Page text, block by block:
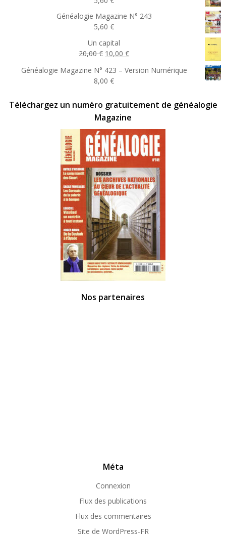
Généalogie Magazine N° 243
5,60 €
Un capital
20,00€ Le
initial
était :
10,00 €Le
actuel
Généalogie Magazine N° 423 – Version Numérique
8,00 €
Téléchargez un numéro gratuitement de généalogie
Magazine
Nos partenaires
Méta
Connexion
Flux des publications
Flux des commentaires
Site de WordPress-FR